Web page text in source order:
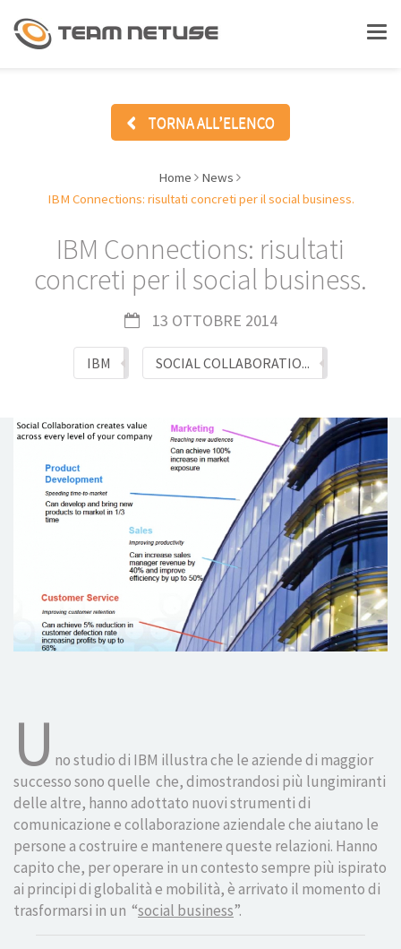
LAVORA CON NOI
CHI SIAMO
SOLUZIONI
Gestionali - ERP
Document Management
Enterprise Social Collaboration
HR Solutions
Soluzioni per chi vende alla GDO
SERVIZI
Business Process Optimization
Gestione studi legali
CONTATTI
TORNA ALL’ELENCO
Home
News
IBM Connections: risultati concreti per il social business.
IBM Connections: risultati
concreti per il social business.
13 OTTOBRE 2014
IBM SOCIAL COLLABORATIO...
U no studio di IBM illustra che le aziende di maggior
successo sono quelle che, dimostrandosi più lungimiranti
delle altre, hanno adottato nuovi strumenti di
comunicazione e collaborazione aziendale che aiutano le
persone a costruire e mantenere queste relazioni. Hanno
capito che, per operare in un contesto sempre più ispirato
ai principi di globalità e mobilità, è arrivato il momento di
trasformarsi in un “social business”.